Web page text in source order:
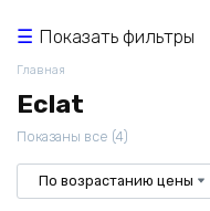
Главная
Eclat
Показаны все (4)
возрастанию
Показать фильтры